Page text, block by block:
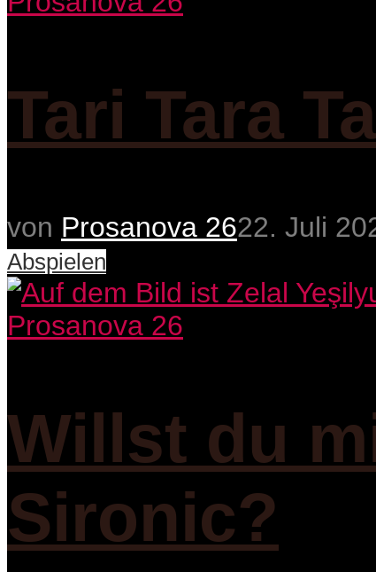
Tari Tara
von Prosanova 2622. Juli
Abspielen
Prosanova 26
Willst du
Sironic?